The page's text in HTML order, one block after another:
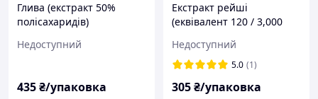
Глива (екстракт 50%
полісахаридів)
Недоступний
435₴/упаковка
Екстракт рейші
(еквівалент 120 / 3,000
Недоступний
5.0 (1)
305₴/упаковка